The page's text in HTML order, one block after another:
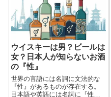
ウイスキーは男？ビールは
女？日本人が知らないお酒
の『性』
世界の言語には名詞に文法的な
『性』があるものが存在する。
日本語や英語には名詞に『性』